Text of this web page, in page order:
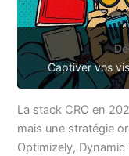
Captiver vos
La stack CRO en
mais une stratégie
Optimizely,